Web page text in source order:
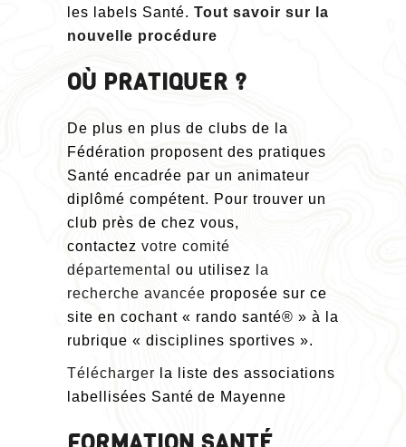
les labels Santé. Tout savoir sur la
nouvelle procédure
OÙ PRATIQUER ?
De plus en plus de clubs de la
Fédération proposent des pratiques
Santé encadrée par un animateur
diplômé compétent. Pour trouver un
club près de chez vous,
contactez votre comité
départemental
ou utilisez
la
recherche avancée proposée sur ce
site en cochant « rando santé® » à la
rubrique « disciplines sportives ».
Télécharger la liste des associations
labellisées Santé de Mayenne